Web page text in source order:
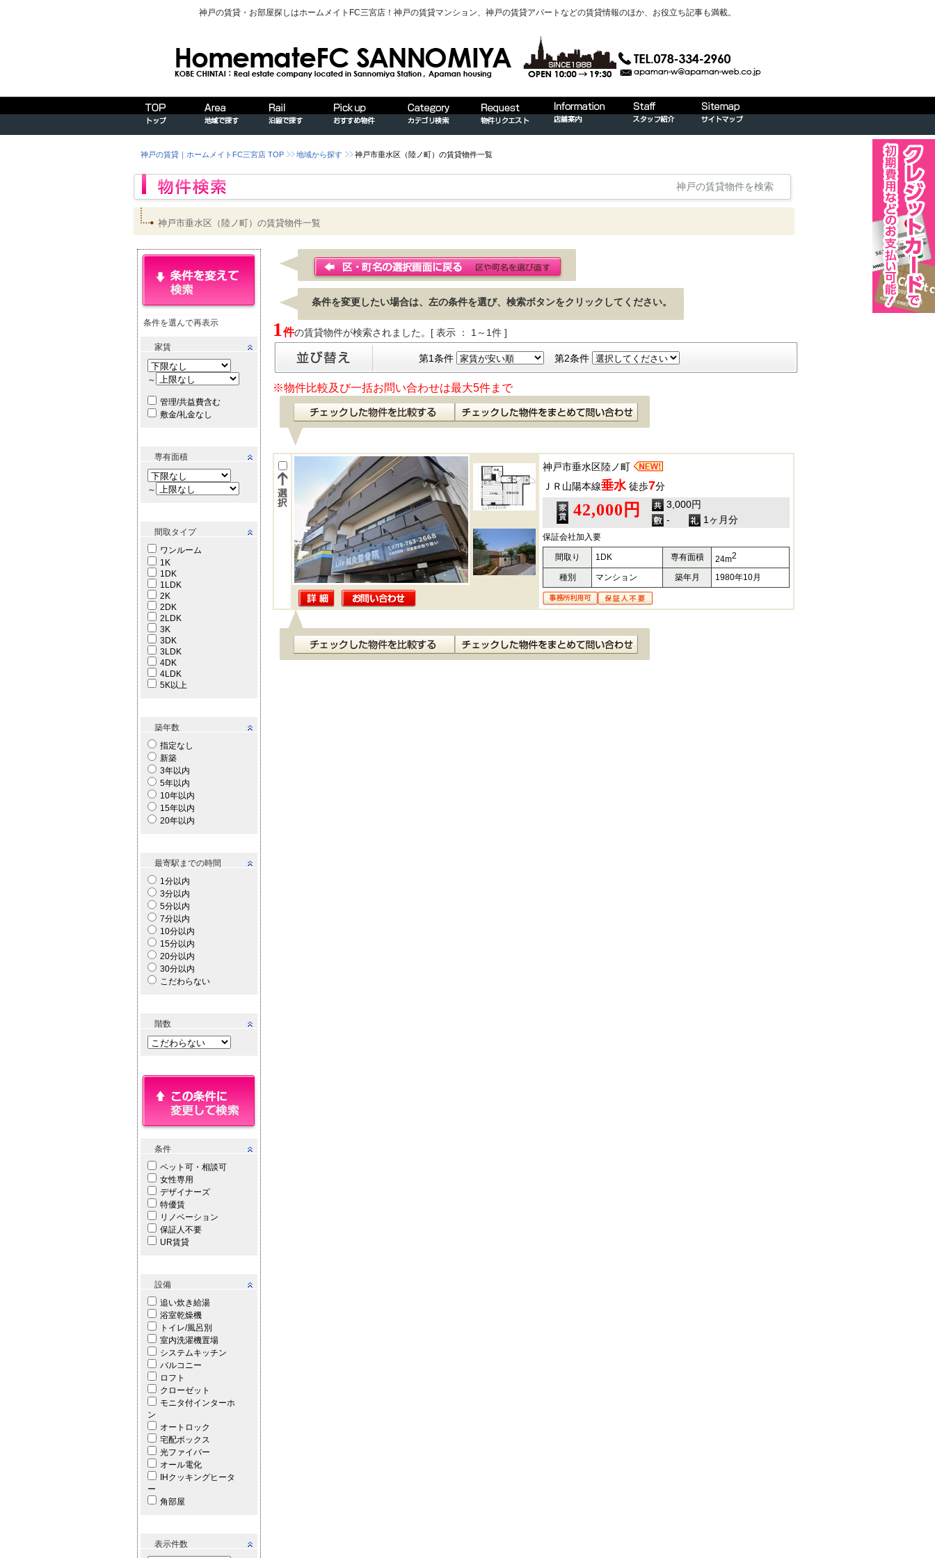
神戸の賃貸・お部屋探しはホームメイトFC三宮店！神戸の賃貸マンション、神戸の賃貸アパートなどの賃貸情報のほか、お役立ち記事も満載。
神戸の賃貸｜ホームメイトFC三宮店 TOP 地域から探す 神戸市垂水区（陸ノ町）の賃貸物件一覧
神戸の賃貸物件を検索
神戸市垂水区（陸ノ町）の賃貸物件一覧
条件を選んで再表示
家賃
～
管理/共益費含む
敷金/礼金なし
専有面積
～
間取タイプ
ワンルーム
1K
1DK
1LDK
2K
2DK
2LDK
3K
3DK
3LDK
4DK
4LDK
5K以上
築年数
指定なし
新築
3年以内
5年以内
10年以内
15年以内
20年以内
最寄駅までの時間
1分以内
3分以内
5分以内
7分以内
10分以内
15分以内
20分以内
30分以内
こだわらない
階数
条件
ペット可・相談可
女性専用
デザイナーズ
特優賃
リノベーション
保証人不要
UR賃貸
設備
追い炊き給湯
浴室乾燥機
トイレ/風呂別
室内洗濯機置場
システムキッチン
バルコニー
ロフト
クローゼット
モニタ付インターホ
ン
オートロック
宅配ボックス
光ファイバー
オール電化
IHクッキングヒータ
ー
角部屋
表示件数
条件を変更したい場合は、左の条件を選び、検索ボタンをクリックしてください。
1件の賃貸物件が検索されました。[ 表示 ： 1～1件 ]
第1条件 第2条件
※物件比較及び一括お問い合わせは最大5件まで
神戸市垂水区陸ノ町
ＪＲ山陽本線垂水徒歩7分
42,000円
3,000円
-
1ヶ月分
保証会社加入要
間取り 1DK 専有面積 24m2
種別 マンション 築年月 1980年10月